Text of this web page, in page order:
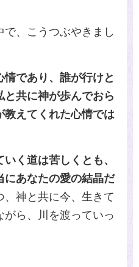
、こうつぶやきまし
であり、誰が行けと
共に神が歩んでおら
えてくれた心情では
いく道は苦しくとも、
にあなたの愛の結晶だ
、神と共に今、生きて
ら、川を渡っていっ